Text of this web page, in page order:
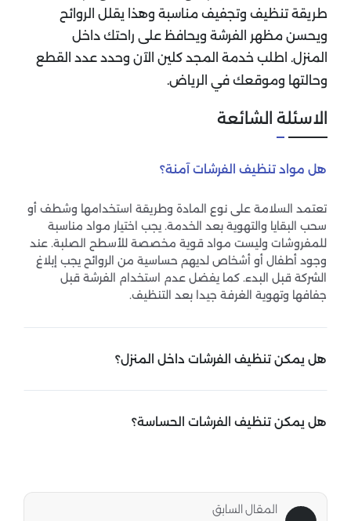
طريقة تنظيف وتجفيف مناسبة وهذا يقلل الروائح
ويحسن مظهر الفرشة ويحافظ على راحتك داخل
المنزل. اطلب خدمة المجد كلين الآن وحدد عدد القطع
وحالتها وموقعك في الرياض.
الاسئلة الشائعة
هل مواد تنظيف الفرشات آمنة؟
تعتمد السلامة على نوع المادة وطريقة استخدامها وشطف أو
سحب البقايا والتهوية بعد الخدمة. يجب اختيار مواد مناسبة
للمفروشات وليست مواد قوية مخصصة للأسطح الصلبة. عند
وجود أطفال أو أشخاص لديهم حساسية من الروائح يجب إبلاغ
الشركة قبل البدء. كما يفضل عدم استخدام الفرشة قبل
جفافها وتهوية الغرفة جيدا بعد التنظيف.
هل يمكن تنظيف الفرشات داخل المنزل؟
الخدمة مناسبة للمكان والقطعة. يتم تجهيز مساحة العمل
وحماية الأرضيات القريبة واستخدام الأدوات المطلوبة.
هل يمكن تنظيف الفرشات الحساسة؟
محدود الرطوبة أو اختبار مادة التنظيف في جزء مخفي. إذا كانت
القطعة ثمينة أو تحتوي على تعليمات عناية خاصة فيجب
المقال السابق